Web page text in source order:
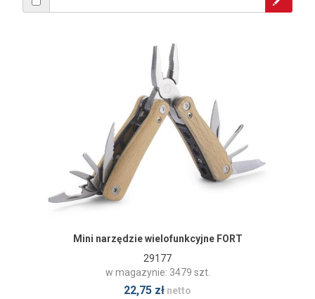
Mini narzędzie wielofunkcyjne FORT
29177
w magazynie: 3479 szt.
22,75 zł netto